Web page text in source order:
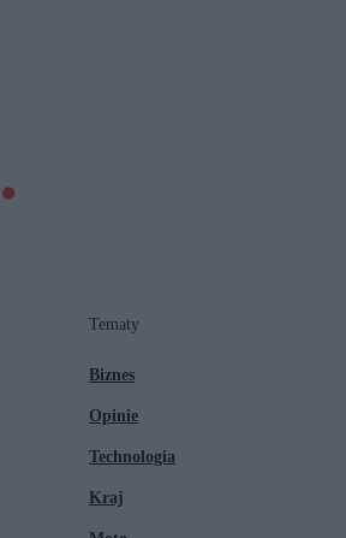
Tematy
Biznes
Opinie
Technologia
Kraj